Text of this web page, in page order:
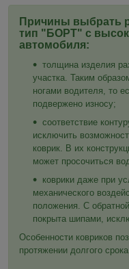
Причины выбрать
тип "БОРТ" с
автомобиля:
толщина изделия
участка. Таким
ногами водителя, то
подвержено износу;
соответствие
исключить
коврик. В их
может просочиться
коврики даже при
механического
положения. С
покрыта шипами,
Особенности ковриков
протяжении долгого срока.